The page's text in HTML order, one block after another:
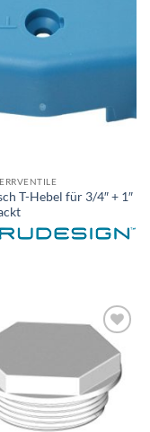
T-Hebel für 3/4″ + 1″